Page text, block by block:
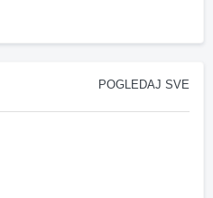
POGLEDAJ SVE